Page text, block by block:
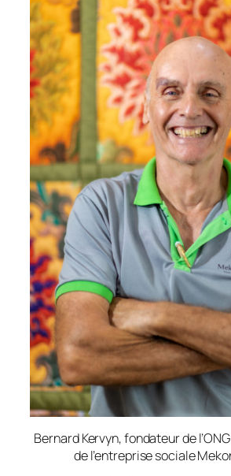
Bernard Kervyn, fondateur de
de l’entreprise sociale